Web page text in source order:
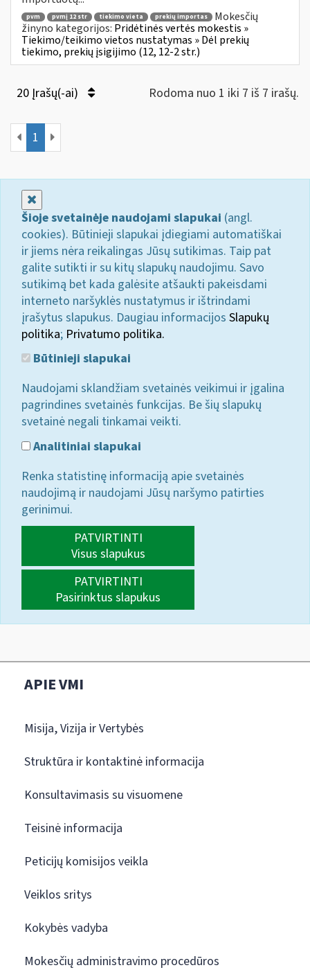
pvm pvmį 12 str tiekimo vieta prekių importas
Mokesčių
žinyno kategorijos: Pridėtinės vertės mokestis »
Tiekimo/teikimo vietos nustatymas » Dėl prekių
tiekimo, prekių įsigijimo (12, 12-2 str.)
20 Įrašų(-ai) Rodoma nuo 1 iki 7 iš 7 irašų.
1
Šioje svetainėje naudojami slapukai (angl.
cookies). Būtinieji slapukai įdiegiami automatiškai
ir jiems nėra reikalingas Jūsų sutikimas. Taip pat
galite sutikti ir su kitų slapukų naudojimu. Savo
sutikimą bet kada galėsite atšaukti pakeisdami
interneto naršyklės nustatymus ir ištrindami
įrašytus slapukus. Daugiau informacijos Slapukų
politika; Privatumo politika.
Būtinieji slapukai
Naudojami sklandžiam svetainės veikimui ir įgalina
pagrindines svetainės funkcijas. Be šių slapukų
svetainė negali tinkamai veikti.
Analitiniai slapukai
Renka statistinę informaciją apie svetainės
naudojimą ir naudojami Jūsų naršymo patirties
gerinimui.
PATVIRTINTI
Visus slapukus
PATVIRTINTI
Pasirinktus slapukus
APIE VMI
Misija, Vizija ir Vertybės
Struktūra ir kontaktinė informacija
Konsultavimasis su visuomene
Teisinė informacija
Peticijų komisijos veikla
Veiklos sritys
Kokybės vadyba
Mokesčių administravimo procedūros